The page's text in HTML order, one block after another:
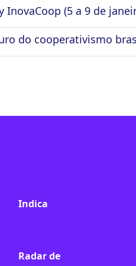
InovaCoop (5 a 9 de
do cooperativismo
Indica
Radar de